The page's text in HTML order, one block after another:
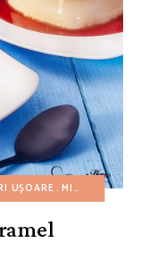
UȘOARE MINI PRĂJITURI